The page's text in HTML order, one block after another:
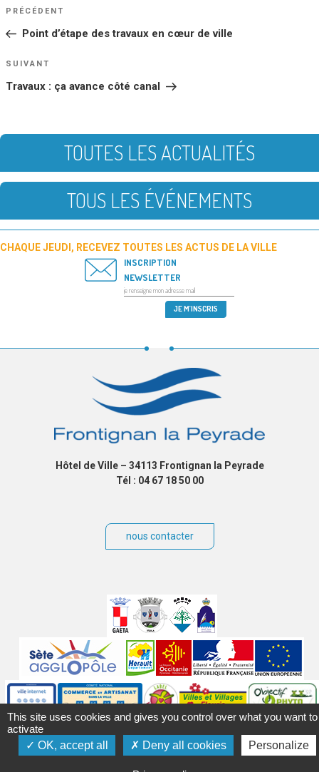
DE
Article
PRÉCÉDENT
Point d’étape des travaux en cœur de ville
Article
SUIVANT
Travaux : ça avance côté canal
TOUTES LES ACTUALITÉS
TOUS LES ÉVÉNEMENTS
CHAQUE JEUDI, RECEVEZ TOUTES LES ACTUS DE LA VILLE
INSCRIPTION
NEWSLETTER
Hôtel de Ville – 34113 Frontignan la Peyrade
Tél : 04 67 18 50 00
nous contacter
partenaires
Labels
Autres
This site uses cookies and gives you control over what you want to
activate
OK, accept all
Deny all cookies Personalize